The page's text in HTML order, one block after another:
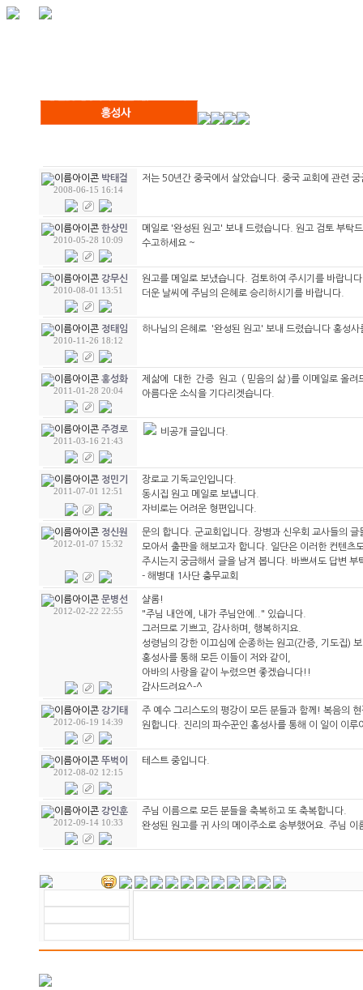
박태걸
2008-06-15 16:14
저는 50년간 중국에서 살았습니다. 중국 교회에 관련
한상민
2010-05-28 10:09
메일로 '완성된 원고' 보내 드렸습니다. 원고 검토 부탁
수고하세요 ~
강무신
2010-08-01 13:51
원고를 메일로 보냈습니다. 검토하여 주시기를 바랍니
더운 날씨에 주님의 은혜로 승리하시기를 바랍니다.
정태임
2010-11-26 18:12
하나님의 은혜로 '완성된 원고' 보내 드렸습니다 홍성
홍성화
2011-01-28 20:04
제삶에 대한 간증 원고 ( 믿음의 삶 )를 이메일로 올려
아름다운 소식을 기다리겟습니다.
주경로
2011-03-16 21:43
비공개 글입니다.
정민기
2011-07-01 12:51
장로교 기독교인입니다.
동시집 원고 메일로 보냅니다.
자비로는 어려운 형편입니다.
정신원
2012-01-07 15:32
문의 합니다. 군교회입니다. 장병과 신우회 교사들의 글
모아서 출판을 해보고자 합니다. 일단은 이러한 컨텐츠
주시는지 궁금해서 글을 남겨 봅니다. 바쁘셔도 답변 부
- 해병대 1사단 충무교회
문병선
2012-02-22 22:55
샬롬!
"주님 내안에, 내가 주님안에.." 있습니다.
그러므로 기쁘고, 감사하며, 행복하지요.
성령님의 강한 이끄심에 순종하는 원고(간증, 기도집)
홍성사를 통해 모든 이들이 저와 같이,
아바의 사랑을 같이 누렸으면 좋겠습니다!!
감사드려요^-^
강기태
2012-06-19 14:39
주 예수 그리스도의 평강이 모든 분들과 함께! 복음의
원합니다. 진리의 파수꾼인 홍성사를 통해 이 일이 이루
뚜벅이
2012-08-02 12:15
테스트 중입니다.
강인훈
2012-09-14 10:33
주님 이름으로 모든 분들을 축복하고 또 축복합니다.
완성된 원고를 귀 사의 메이주소로 송부했어요. 주님 이